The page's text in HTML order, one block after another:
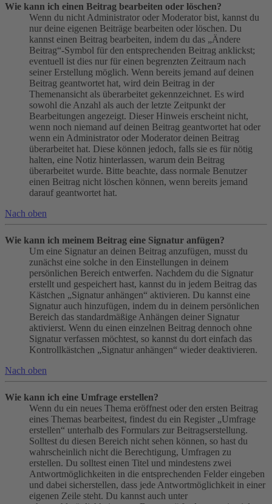
Wie kann ich einen Beitrag bearbeiten oder löschen?
Wenn du nicht Administrator oder Moderator bist, kannst du
nur deine eigenen Beiträge bearbeiten oder löschen. Du
kannst einen Beitrag bearbeiten, indem du das „Ändere
Beitrag“-Symbol für den entsprechenden Beitrag anklickst;
eventuell ist dies nur für einen begrenzten Zeitraum nach
seiner Erstellung möglich. Wenn bereits jemand auf deinen
Beitrag geantwortet hat, wird dein Beitrag in der
Themenansicht als überarbeitet gekennzeichnet. Es wird
sowohl die Anzahl als auch der letzte Zeitpunkt der
Bearbeitungen angezeigt. Dieser Hinweis erscheint nicht,
wenn noch niemand auf deinen Beitrag geantwortet hat oder
wenn ein Administrator oder Moderator deinen Beitrag
überarbeitet hat. Diese können jedoch, falls sie es für nötig
halten, eine Notiz hinterlassen, warum dein Beitrag
überarbeitet wurde. Bitte beachte, dass normale Benutzer
einen Beitrag nicht löschen können, wenn bereits jemand
darauf geantwortet hat.
Nach oben
Wie kann ich meinem Beitrag eine Signatur anfügen?
Um eine Signatur an deinen Beitrag anzufügen, musst du
zunächst eine solche in den Einstellungen in deinem
persönlichen Bereich entwerfen. Nachdem du die Signatur
erstellt und gespeichert hast, kannst du in jedem Beitrag das
Kästchen „Signatur anhängen“ aktivieren. Du kannst eine
Signatur auch hinzufügen, indem du in deinem persönlichen
Bereich das standardmäßige Anhängen deiner Signatur
aktivierst. Wenn du einen einzelnen Beitrag dennoch ohne
Signatur verfassen möchtest, so kannst du dort einfach das
Kontrollkästchen „Signatur anhängen“ wieder deaktivieren.
Nach oben
Wie kann ich eine Umfrage erstellen?
Wenn du ein neues Thema eröffnest oder den ersten Beitrag
eines Themas bearbeitest, findest du ein Register „Umfrage
erstellen“ unterhalb des Formulars zur Beitragserstellung.
Solltest du diesen Bereich nicht sehen können, so hast du
wahrscheinlich nicht die Berechtigung, Umfragen zu
erstellen. Du solltest einen Titel und mindestens zwei
Antwortmöglichkeiten in die entsprechenden Felder eingeben
und dabei sicherstellen, dass jede Antwortmöglichkeit in einer
eigenen Zeile steht. Du kannst auch unter